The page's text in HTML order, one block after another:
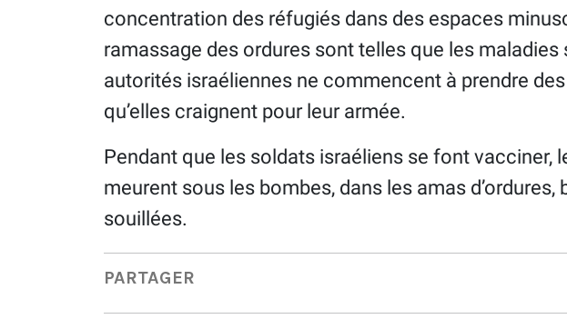
concentration des réfugiés dans des espaces
ramassage des ordures sont telles que les
autorités israéliennes ne commencent à prendre
qu’elles craignent pour leur armée.
Pendant que les soldats israéliens se font vacciner,
meurent sous les bombes, dans les amas d’ordures,
souillées.
PARTAGER